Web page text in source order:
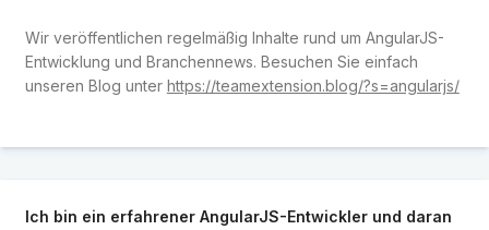
Wir veröffentlichen regelmäßig Inhalte rund um AngularJS-
Entwicklung und Branchennews. Besuchen Sie einfach
unseren Blog unter https://teamextension.blog/?s=angularjs/
Ich bin ein erfahrener AngularJS-Entwickler und daran